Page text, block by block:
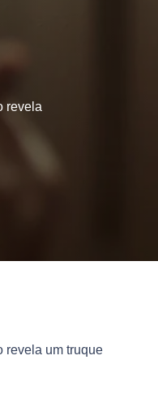
revela
revela um truque